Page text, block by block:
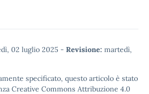
02 luglio 2025 - Revisione: martedì,
specificato, questo articolo è stato
Creative Commons Attribuzione 4.0